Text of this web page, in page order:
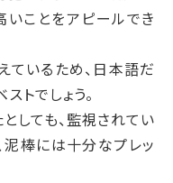
いことをアピールでき
いるため、日本語だ
トでしょう。
しても、監視されてい
泥棒には十分なプレッ